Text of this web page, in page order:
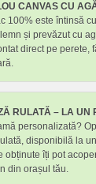
CANVAS CU
100% este întinsă
și prevăzut cu
direct pe perete,
RULATĂ – LA UN
personalizată?
disponibilă la
obținute îți pot
din orașul tău.